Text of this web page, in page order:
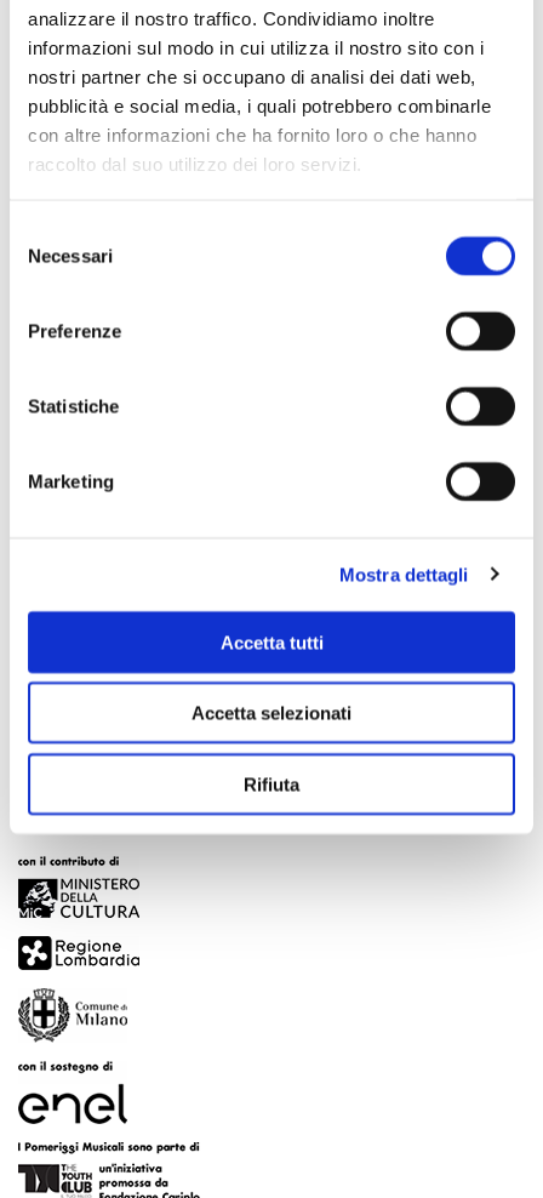
analizzare il nostro traffico. Condividiamo inoltre
informazioni sul modo in cui utilizza il nostro sito con i
nostri partner che si occupano di analisi dei dati web,
pubblicità e social media, i quali potrebbero combinarle
con altre informazioni che ha fornito loro o che hanno
raccolto dal suo utilizzo dei loro servizi.
delNecessari
Preferenze
Statistiche
Marketing
Mostra dettagli
Accetta tutti
Accetta selezionati
Rifiuta
Scopri di più
Scopri di più